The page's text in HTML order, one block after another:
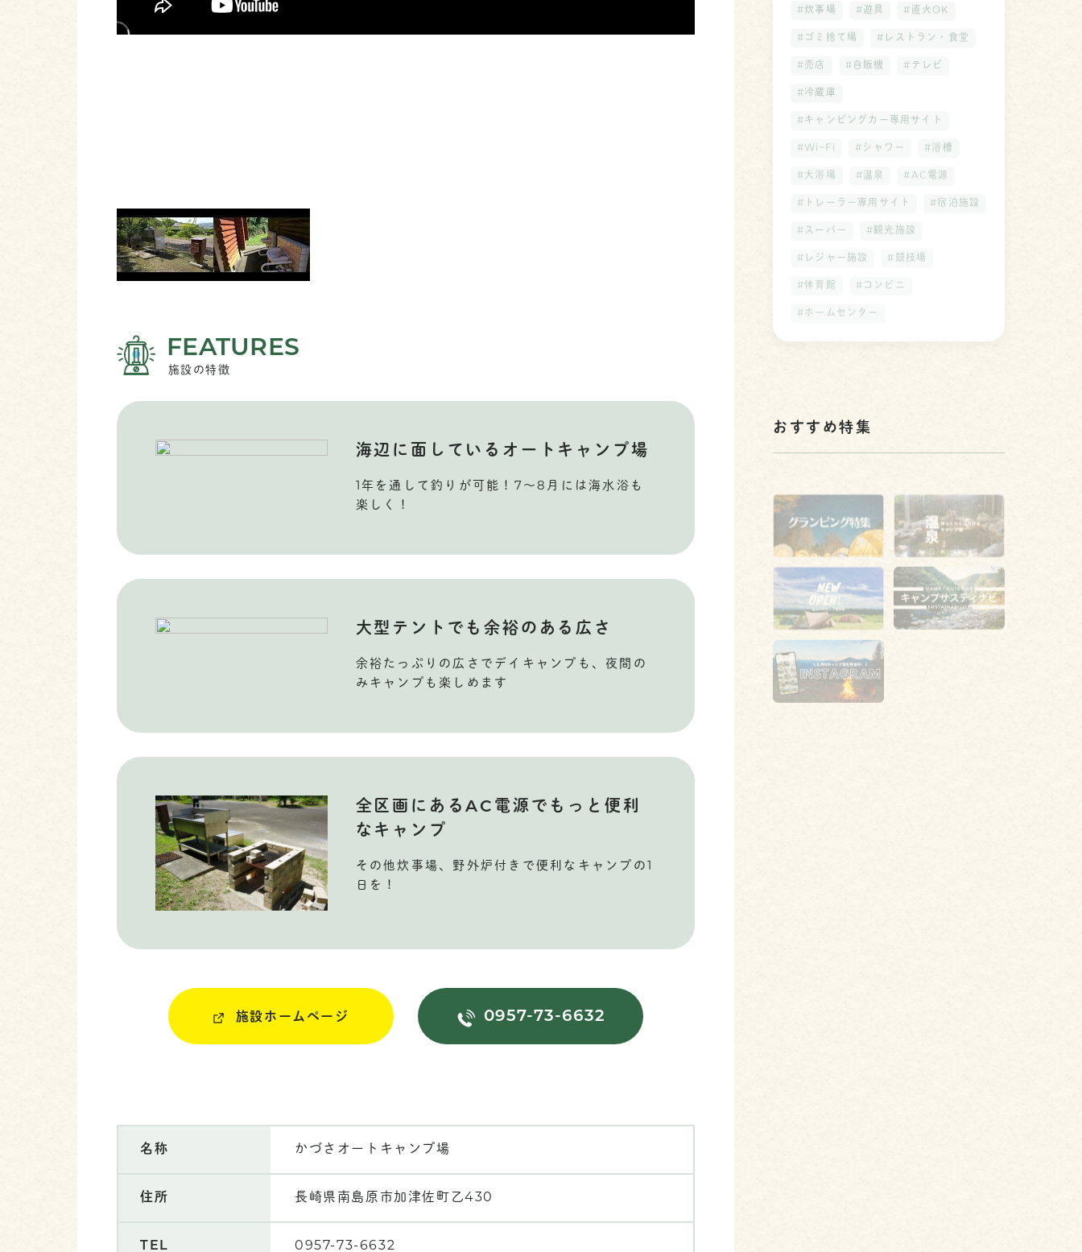
FEATURES
施設の特徴
海辺に面しているオートキャンプ場
1年を通して釣りが可能！7～8月には海水浴も
楽しく！
大型テントでも余裕のある広さ
余裕たっぷりの広さでデイキャンプも、夜間の
みキャンプも楽しめます
全区画にあるAC電源でもっと便利
なキャンプ
その他炊事場、野外炉付きで便利なキャンプの1
日を！
施設ホームページ 0957-73-6632
名称 かづさオートキャンプ場
住所 長崎県南島原市加津佐町乙430
TEL 0957-73-6632
#炊事場 #遊具 #直火OK
#ゴミ捨て場 #レストラン・食堂
#売店 #自販機 #テレビ
#冷蔵庫
#キャンピングカー専用サイト
#WiｰFi #シャワー #浴槽
#大浴場 #温泉 #AC電源
#トレーラー専用サイト #宿泊施設
#スーパー #観光施設
#レジャー施設 #競技場
#体育館 #コンビニ
#ホームセンター
おすすめ特集